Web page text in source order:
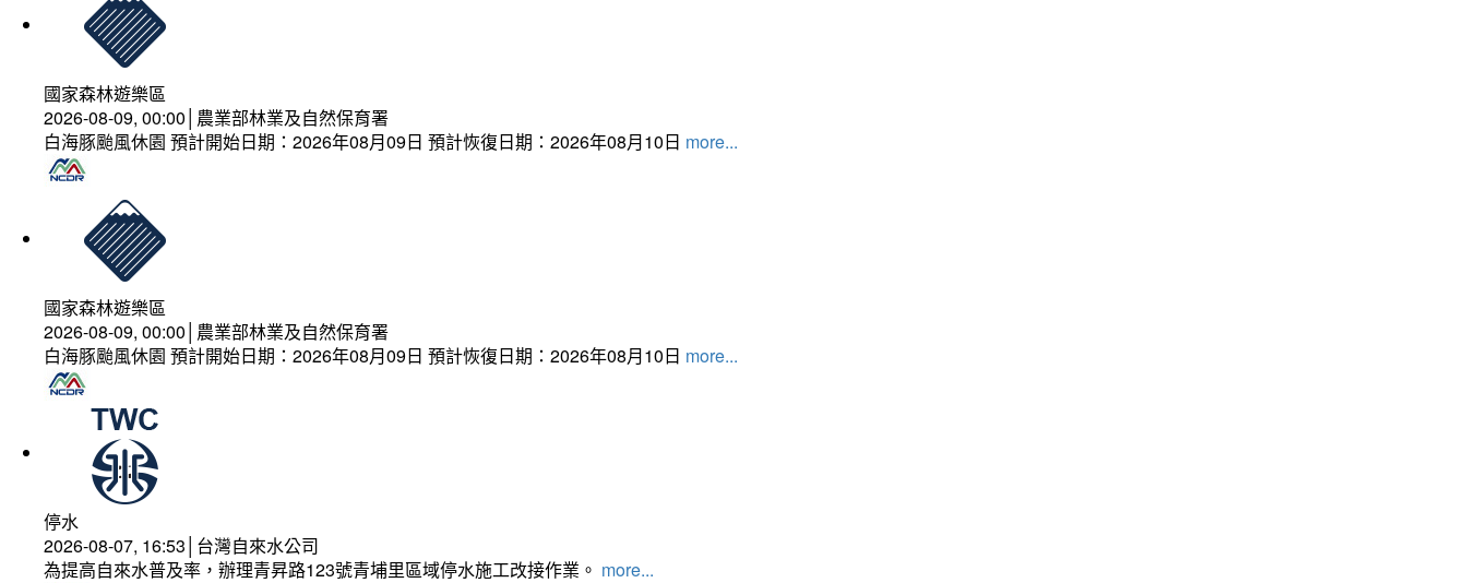
國家森林遊樂區
2026-08-09, 00:00│農業部林業及自然保育署
白海豚颱風休園 預計開始日期：2026年08月09日 預計恢復日期：2026年08月10日 more...
國家森林遊樂區
2026-08-09, 00:00│農業部林業及自然保育署
白海豚颱風休園 預計開始日期：2026年08月09日 預計恢復日期：2026年08月10日 more...
停水
2026-08-07, 16:53│台灣自來水公司
為提高自來水普及率，辦理青昇路123號青埔里區域停水施工改接作業。 more...